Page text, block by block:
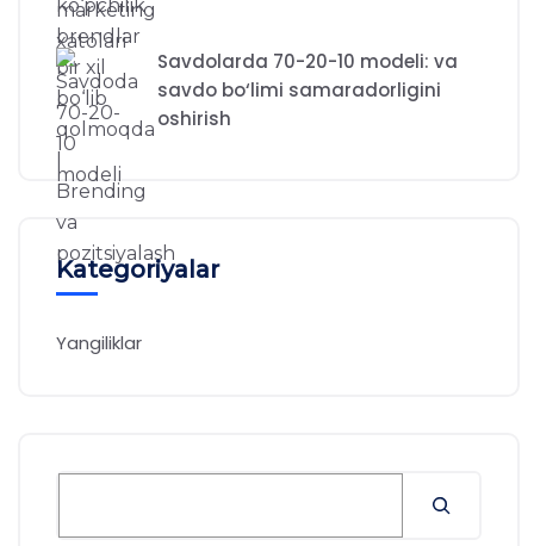
Savdolarda 70-20-10 modeli: va
savdo bo‘limi samaradorligini
oshirish
Kategoriyalar
Yangiliklar